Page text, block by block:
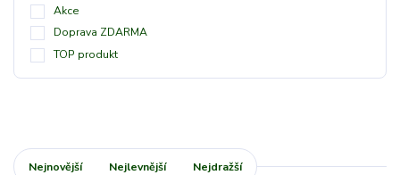
Akce
Doprava ZDARMA
TOP produkt
Nejnovější Nejlevnější Nejdražší